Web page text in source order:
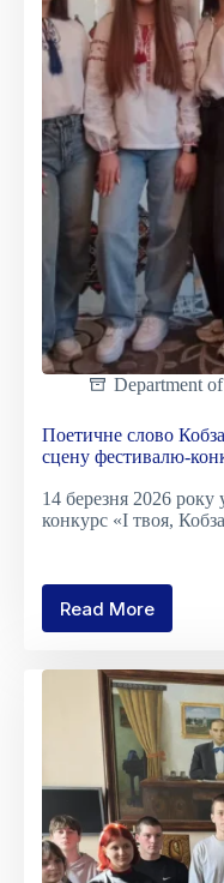
Department
Поетичне слово
сцену фестивалю-
14 березня 2026 року
конкурс «І твоя,
Read More
Поетичне
Кобзаря:
студенти
коледжу
підкорили
сцену
фестивалю-
конкурсу